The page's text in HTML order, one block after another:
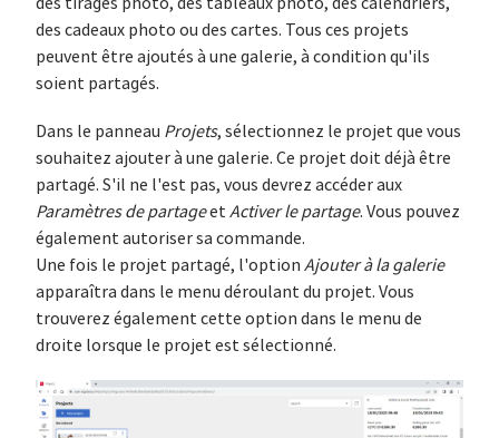
des cadeaux photo ou des cartes. Tous ces projets
peuvent être ajoutés à une galerie, à condition qu'ils
soient partagés.
Dans le panneau Projets, sélectionnez le projet que vous
souhaitez ajouter à une galerie. Ce projet doit déjà être
partagé. S'il ne l'est pas, vous devrez accéder aux
Paramètres de partageetActiver le partage. Vous pouvez
également autoriser sa commande.
Une fois le projet partagé, l'option Ajouter à la galerie
apparaîtra dans le menu déroulant du projet. Vous
trouverez également cette option dans le menu de
droite lorsque le projet est sélectionné.